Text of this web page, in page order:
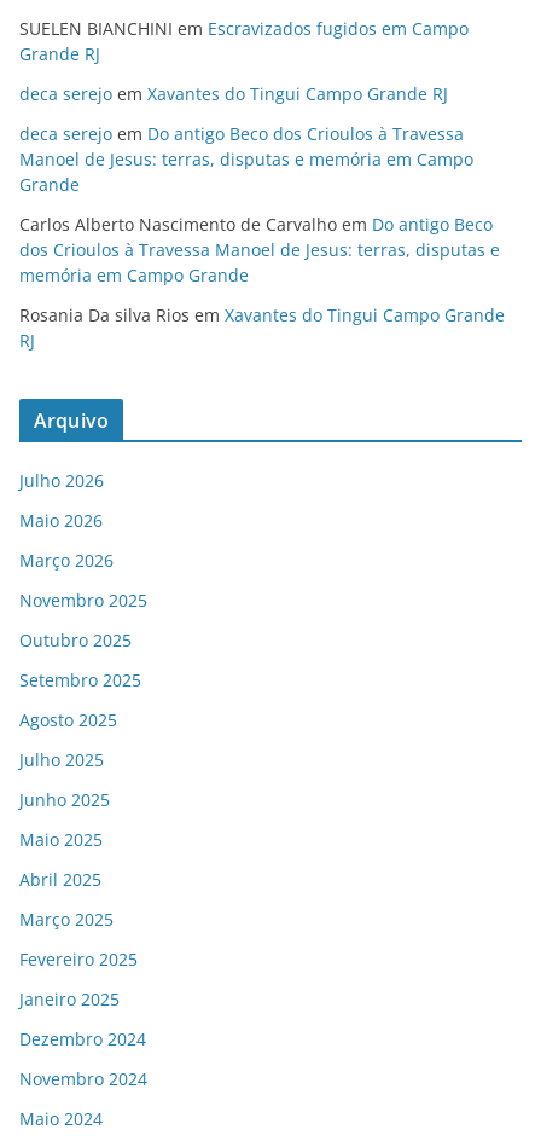
SUELEN BIANCHINI em Escravizados fugidos em Campo
Grande RJ
deca serejo em Xavantes do Tingui Campo Grande RJ
deca serejo em Do antigo Beco dos Crioulos à Travessa
Manoel de Jesus: terras, disputas e memória em Campo
Grande
Carlos Alberto Nascimento de Carvalho em Do antigo Beco
dos Crioulos à Travessa Manoel de Jesus: terras, disputas e
memória em Campo Grande
Rosania Da silva Rios em Xavantes do Tingui Campo Grande
RJ
Arquivo
Julho 2026
Maio 2026
Março 2026
Novembro 2025
Outubro 2025
Setembro 2025
Agosto 2025
Julho 2025
Junho 2025
Maio 2025
Abril 2025
Março 2025
Fevereiro 2025
Janeiro 2025
Dezembro 2024
Novembro 2024
Maio 2024